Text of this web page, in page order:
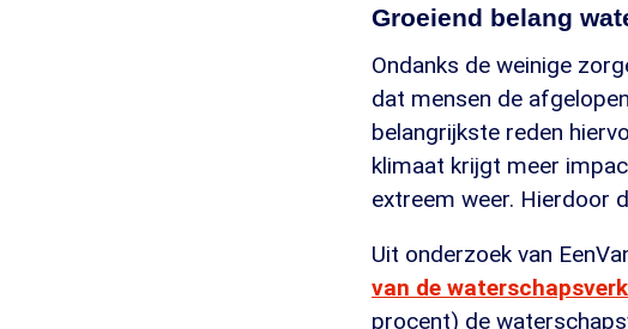
Groeiend belang
Ondanks de weinige
dat mensen de
belangrijkste reden
klimaat krijgt meer
extreem weer. Hierdoor
Uit onderzoek van
van de
procent) de